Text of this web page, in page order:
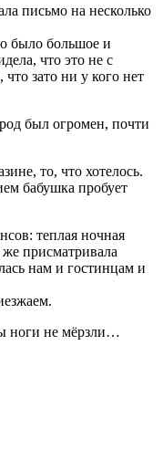
письмо на несколько
было большое и
что это не с
зато ни у кого нет
был огромен, почти
то, что хотелось.
бабушка пробует
теплая ночная
присматривала
нам и гостинцам и
ноги не мёрзли…